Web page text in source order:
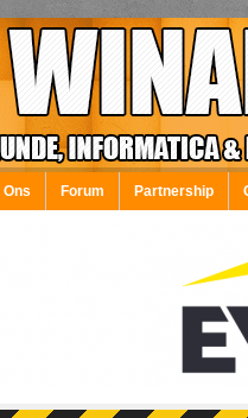
Forum Partnership